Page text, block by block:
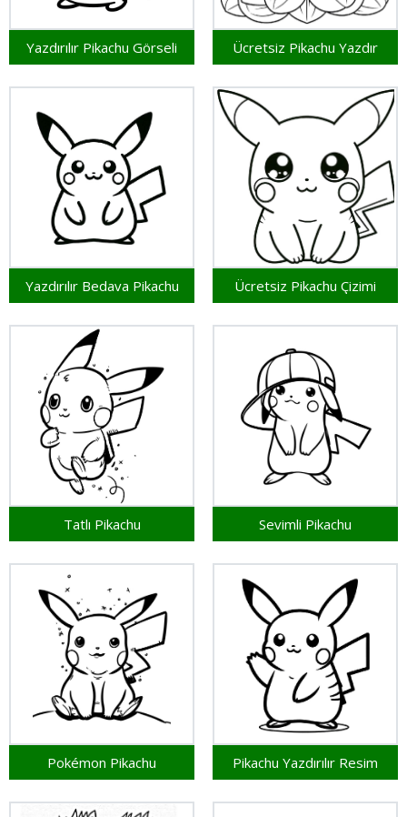
Yazdırılır Pikachu Görseli Ücretsiz Pikachu Yazdır
Yazdırılır Bedava Pikachu Ücretsiz Pikachu Çizimi
Tatlı Pikachu Sevimli Pikachu
Pokémon Pikachu Pikachu Yazdırılır Resim